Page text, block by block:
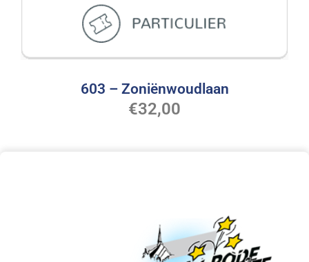
603 – Zoniënwoudlaan
€32,00